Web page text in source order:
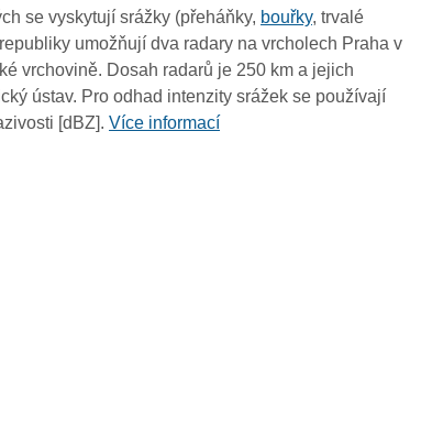
02:00
01:50
01:40
01:30
se vyskytují srážky (přeháňky, bouřky, trvalé
umožňují dva radary na vrcholech Praha v
vrchovině. Dosah radarů je 250 km a jejich
ústav. Pro odhad intenzity srážek se používají
[dBZ].Více informací